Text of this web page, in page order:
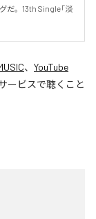
だ。13th Single「淡
、 YouTube
ービスで聴くこと